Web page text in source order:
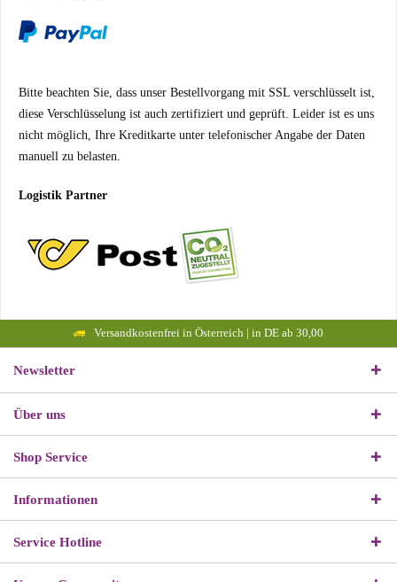
Bitte beachten Sie, dass unser Bestellvorgang mit SSL verschlüsselt ist,
diese Verschlüsselung ist auch zertifiziert und geprüft. Leider ist es uns
nicht möglich, Ihre Kreditkarte unter telefonischer Angabe der Daten
manuell zu belasten.
Logistik Partner
Versandkostenfrei in Österreich | in DE ab 30,00
Newsletter
Über uns
Shop Service
Informationen
Service Hotline